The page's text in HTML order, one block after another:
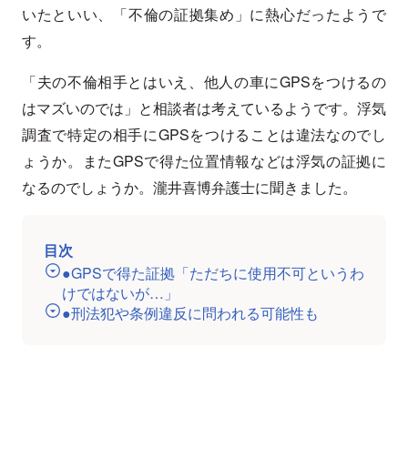
いたといい、「不倫の証拠集め」に熱心だったようで
す。
「夫の不倫相手とはいえ、他人の車にGPSをつけるの
はマズいのでは」と相談者は考えているようです。浮気
調査で特定の相手にGPSをつけることは違法なのでし
ょうか。またGPSで得た位置情報などは浮気の証拠に
なるのでしょうか。瀧井喜博弁護士に聞きました。
目次
●GPSで得た証拠「ただちに使用不可というわ
けではないが…」
●刑法犯や条例違反に問われる可能性も